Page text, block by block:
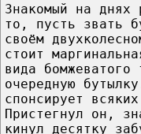
Знакомый на днях
то, пусть звать
своём
стоит
вида
очередную
спонсирует
Пристегнул он,
кинул десятку